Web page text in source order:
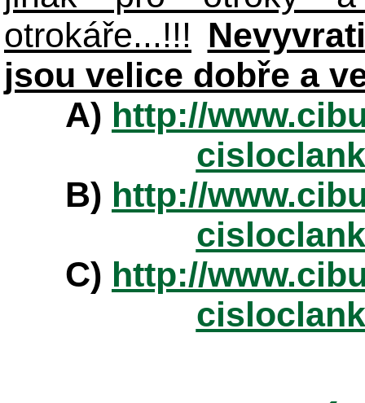
otrokáře...!!!
jsou velice dobře a
A) http://
B) http://
C) http://